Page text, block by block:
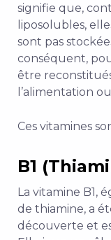
signifie que,
liposolubles,
sont pas
conséquent,
être
l’alimentation
Ces vitamines
B1
La vitamine B1,
de thiamine, a
découverte et